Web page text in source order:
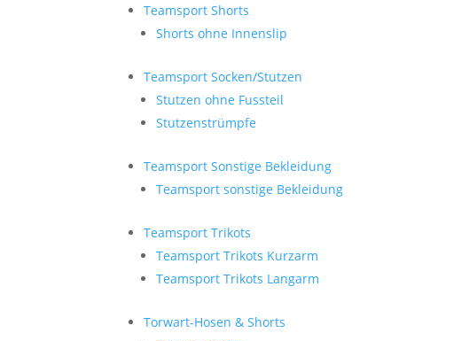
Teamsport Shorts
Shorts ohne Innenslip
Teamsport Socken/Stutzen
Stutzen ohne Fussteil
Stutzenstrümpfe
Teamsport Sonstige Bekleidung
Teamsport sonstige Bekleidung
Teamsport Trikots
Teamsport Trikots Kurzarm
Teamsport Trikots Langarm
Torwart-Hosen & Shorts